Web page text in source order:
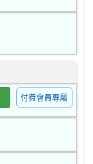
付費會員專屬